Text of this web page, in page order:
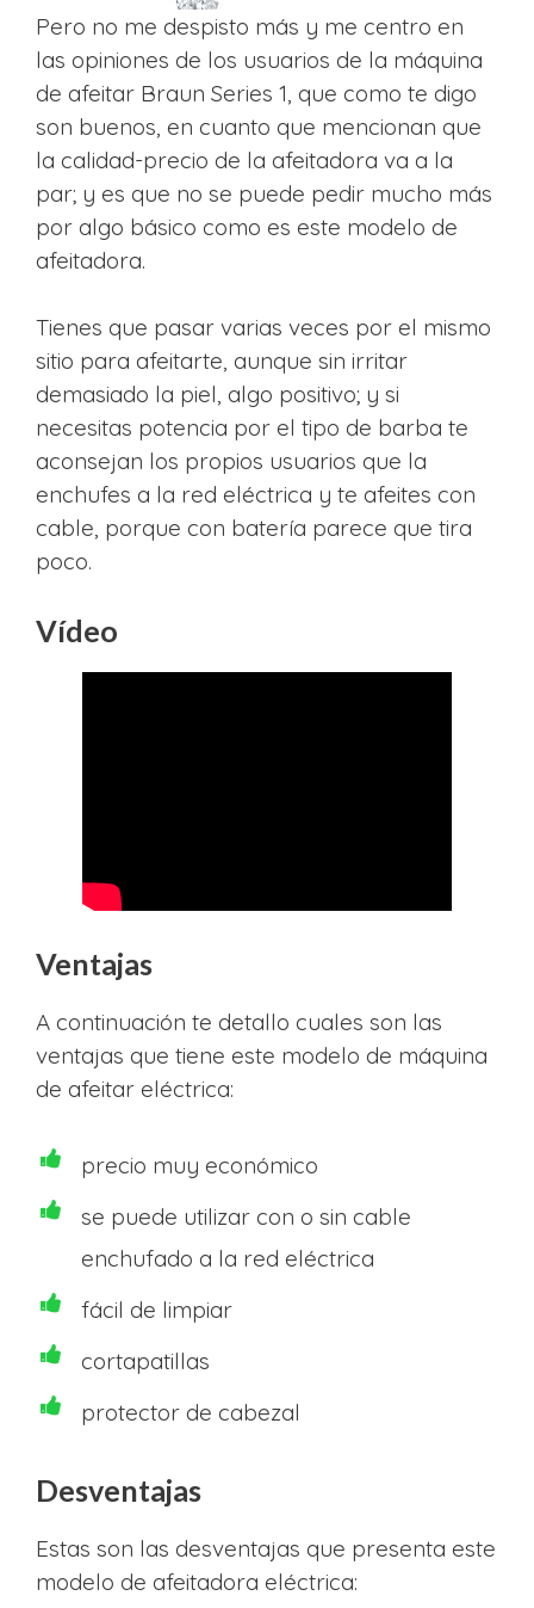
Pero no me despisto más y me centro en
las opiniones de los usuarios de la máquina
de afeitar Braun Series 1, que como te digo
son buenos, en cuanto que mencionan que
la calidad-precio de la afeitadora va a la
par; y es que no se puede pedir mucho más
por algo básico como es este modelo de
afeitadora.
Tienes que pasar varias veces por el mismo
sitio para afeitarte, aunque sin irritar
demasiado la piel, algo positivo; y si
necesitas potencia por el tipo de barba te
aconsejan los propios usuarios que la
enchufes a la red eléctrica y te afeites con
cable, porque con batería parece que tira
poco.
Vídeo
Ventajas
A continuación te detallo cuales son las
ventajas que tiene este modelo de máquina
de afeitar eléctrica:
precio muy económico
se puede utilizar con o sin cable
enchufado a la red eléctrica
fácil de limpiar
cortapatillas
protector de cabezal
Desventajas
Estas son las desventajas que presenta este
modelo de afeitadora eléctrica: